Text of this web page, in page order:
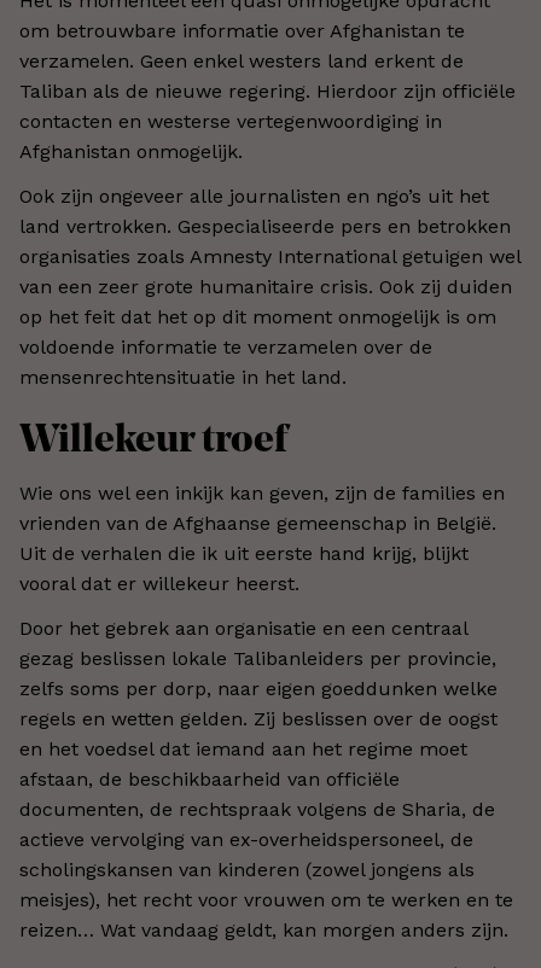
om betrouwbare informatie over Afghanistan te
verzamelen. Geen enkel westers land erkent de
Taliban als de nieuwe regering. Hierdoor zijn officiële
contacten en westerse vertegenwoordiging in
Afghanistan onmogelijk.
Ook zijn ongeveer alle journalisten en ngo’s uit het
land vertrokken. Gespecialiseerde pers en betrokken
organisaties zoals Amnesty International getuigen wel
van een zeer grote humanitaire crisis. Ook zij duiden
op het feit dat het op dit moment onmogelijk is om
voldoende informatie te verzamelen over de
mensenrechtensituatie in het land.
Willekeur troef
Wie ons wel een inkijk kan geven, zijn de families en
vrienden van de Afghaanse gemeenschap in België.
Uit de verhalen die ik uit eerste hand krijg, blijkt
vooral dat er willekeur heerst.
Door het gebrek aan organisatie en een centraal
gezag beslissen lokale Talibanleiders per provincie,
zelfs soms per dorp, naar eigen goeddunken welke
regels en wetten gelden. Zij beslissen over de oogst
en het voedsel dat iemand aan het regime moet
afstaan, de beschikbaarheid van officiële
documenten, de rechtspraak volgens de Sharia, de
actieve vervolging van ex-overheidspersoneel, de
scholingskansen van kinderen (zowel jongens als
meisjes), het recht voor vrouwen om te werken en te
reizen… Wat vandaag geldt, kan morgen anders zijn.